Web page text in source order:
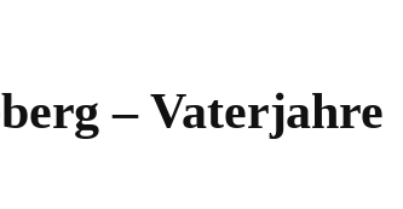
– Vaterjahre